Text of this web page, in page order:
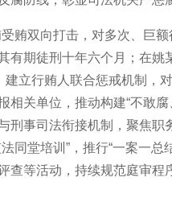
贿双向打击，对多次、巨
有期徒刑十年六个月；在
建立行贿人联合惩戒机制，
相关单位，推动构建“不敢
刑事司法衔接机制，聚焦
同堂培训”，推行“一案一
查等活动，持续规范庭审